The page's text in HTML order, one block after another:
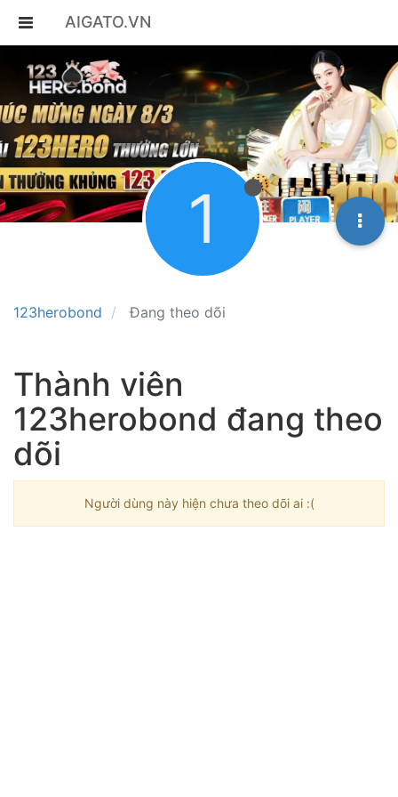
AIGATO.VN
123herobond Đang theo dõi
1
Thành viên
123herobond đang theo
dõi
Người dùng này hiện chưa theo dõi ai :(